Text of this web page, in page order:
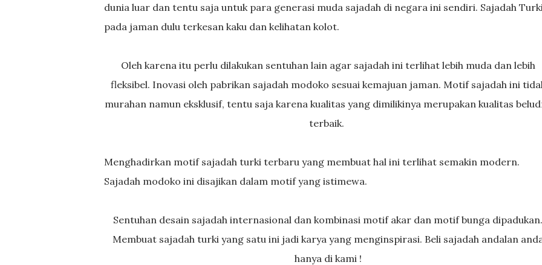
dunia luar dan tentu saja untuk para generasi muda sajadah di negara ini sendiri. Sajadah
pada jaman dulu terkesan kaku dan kelihatan kolot.
Oleh karena itu perlu dilakukan sentuhan lain agar sajadah ini terlihat lebih muda dan lebih
fleksibel. Inovasi oleh pabrikan sajadah modoko sesuai kemajuan jaman. Motif sajadah ini
murahan namun eksklusif, tentu saja karena kualitas yang dimilikinya merupakan kualitas
terbaik.
Menghadirkan motif sajadah turki terbaru yang membuat hal ini terlihat semakin modern.
Sajadah modoko ini disajikan dalam motif yang istimewa.
Sentuhan desain sajadah internasional dan kombinasi motif akar dan motif bunga dipadukan.
Membuat sajadah turki yang satu ini jadi karya yang menginspirasi. Beli sajadah andalan
hanya di kami !